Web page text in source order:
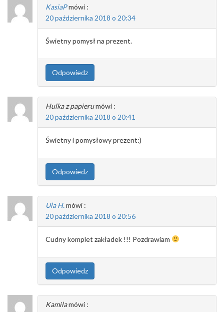
KasiaPmówi :
20 października 2018 o 20:34
Świetny pomysł na prezent.
Odpowiedz
Hulka z papierumówi :
20 października 2018 o 20:41
Świetny i pomysłowy prezent:)
Odpowiedz
Ula H.mówi :
20 października 2018 o 20:56
Cudny komplet zakładek !!! Pozdrawiam
Odpowiedz
Kamilamówi :